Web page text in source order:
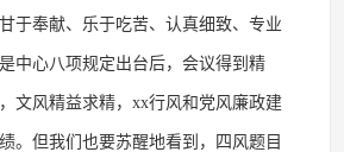
于奉献、乐于吃苦、认真细致、专业
中心八项规定出台后，会议得到精
文风精益求精，xx行风和党风廉政建
。但我们也要苏醒地看到，四风题目